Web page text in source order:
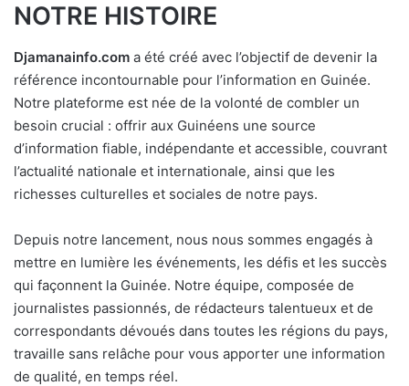
NOTRE HISTOIRE
Djamanainfo.com a été créé avec l’objectif de devenir la
référence incontournable pour l’information en Guinée.
Notre plateforme est née de la volonté de combler un
besoin crucial : offrir aux Guinéens une source
d’information fiable, indépendante et accessible, couvrant
l’actualité nationale et internationale, ainsi que les
richesses culturelles et sociales de notre pays.
Depuis notre lancement, nous nous sommes engagés à
mettre en lumière les événements, les défis et les succès
qui façonnent la Guinée. Notre équipe, composée de
journalistes passionnés, de rédacteurs talentueux et de
correspondants dévoués dans toutes les régions du pays,
travaille sans relâche pour vous apporter une information
de qualité, en temps réel.